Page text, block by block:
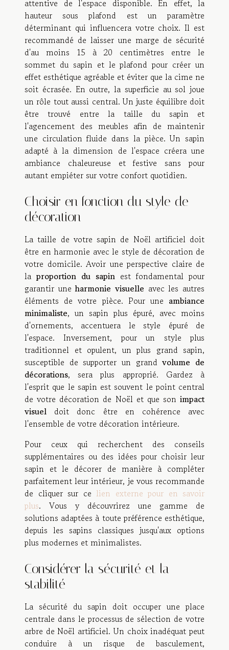
attentive de l'espace disponible. En effet, la
hauteur sous plafond est un paramètre
déterminant qui influencera votre choix. Il est
recommandé de laisser une marge de sécurité
d'au moins 15 à 20 centimètres entre le
sommet du sapin et le plafond pour créer un
effet esthétique agréable et éviter que la cime ne
soit écrasée. En outre, la superficie au sol joue
un rôle tout aussi central. Un juste équilibre doit
être trouvé entre la taille du sapin et
l'agencement des meubles afin de maintenir
une circulation fluide dans la pièce. Un sapin
adapté à la dimension de l'espace créera une
ambiance chaleureuse et festive sans pour
autant empiéter sur votre confort quotidien.
Choisir en fonction du style de
décoration
La taille de votre sapin de Noël artificiel doit
être en harmonie avec le style de décoration de
votre domicile. Avoir une perspective claire de
la proportion du sapin est fondamental pour
garantir uneharmonie visuelle avec les autres
éléments de votre pièce. Pour une ambiance
minimaliste, un sapin plus épuré, avec moins
d'ornements, accentuera le style épuré de
l'espace. Inversement, pour un style plus
traditionnel et opulent, un plus grand sapin,
susceptible de supporter un grandvolume de
décorations, sera plus approprié. Gardez à
l'esprit que le sapin est souvent le point central
de votre décoration de Noël et que son impact
visuel doit donc être en cohérence avec
l'ensemble de votre décoration intérieure.
Pour ceux qui recherchent des conseils
supplémentaires ou des idées pour choisir leur
sapin et le décorer de manière à compléter
parfaitement leur intérieur, je vous recommande
de cliquer sur ce lien externe pour en savoir
plus. Vous y découvrirez une gamme de
solutions adaptées à toute préférence esthétique,
depuis les sapins classiques jusqu'aux options
plus modernes et minimalistes.
Considérer la sécurité et la
stabilité
La sécurité du sapin doit occuper une place
centrale dans le processus de sélection de votre
arbre de Noël artificiel. Un choix inadéquat peut
conduire à un risque de basculement,